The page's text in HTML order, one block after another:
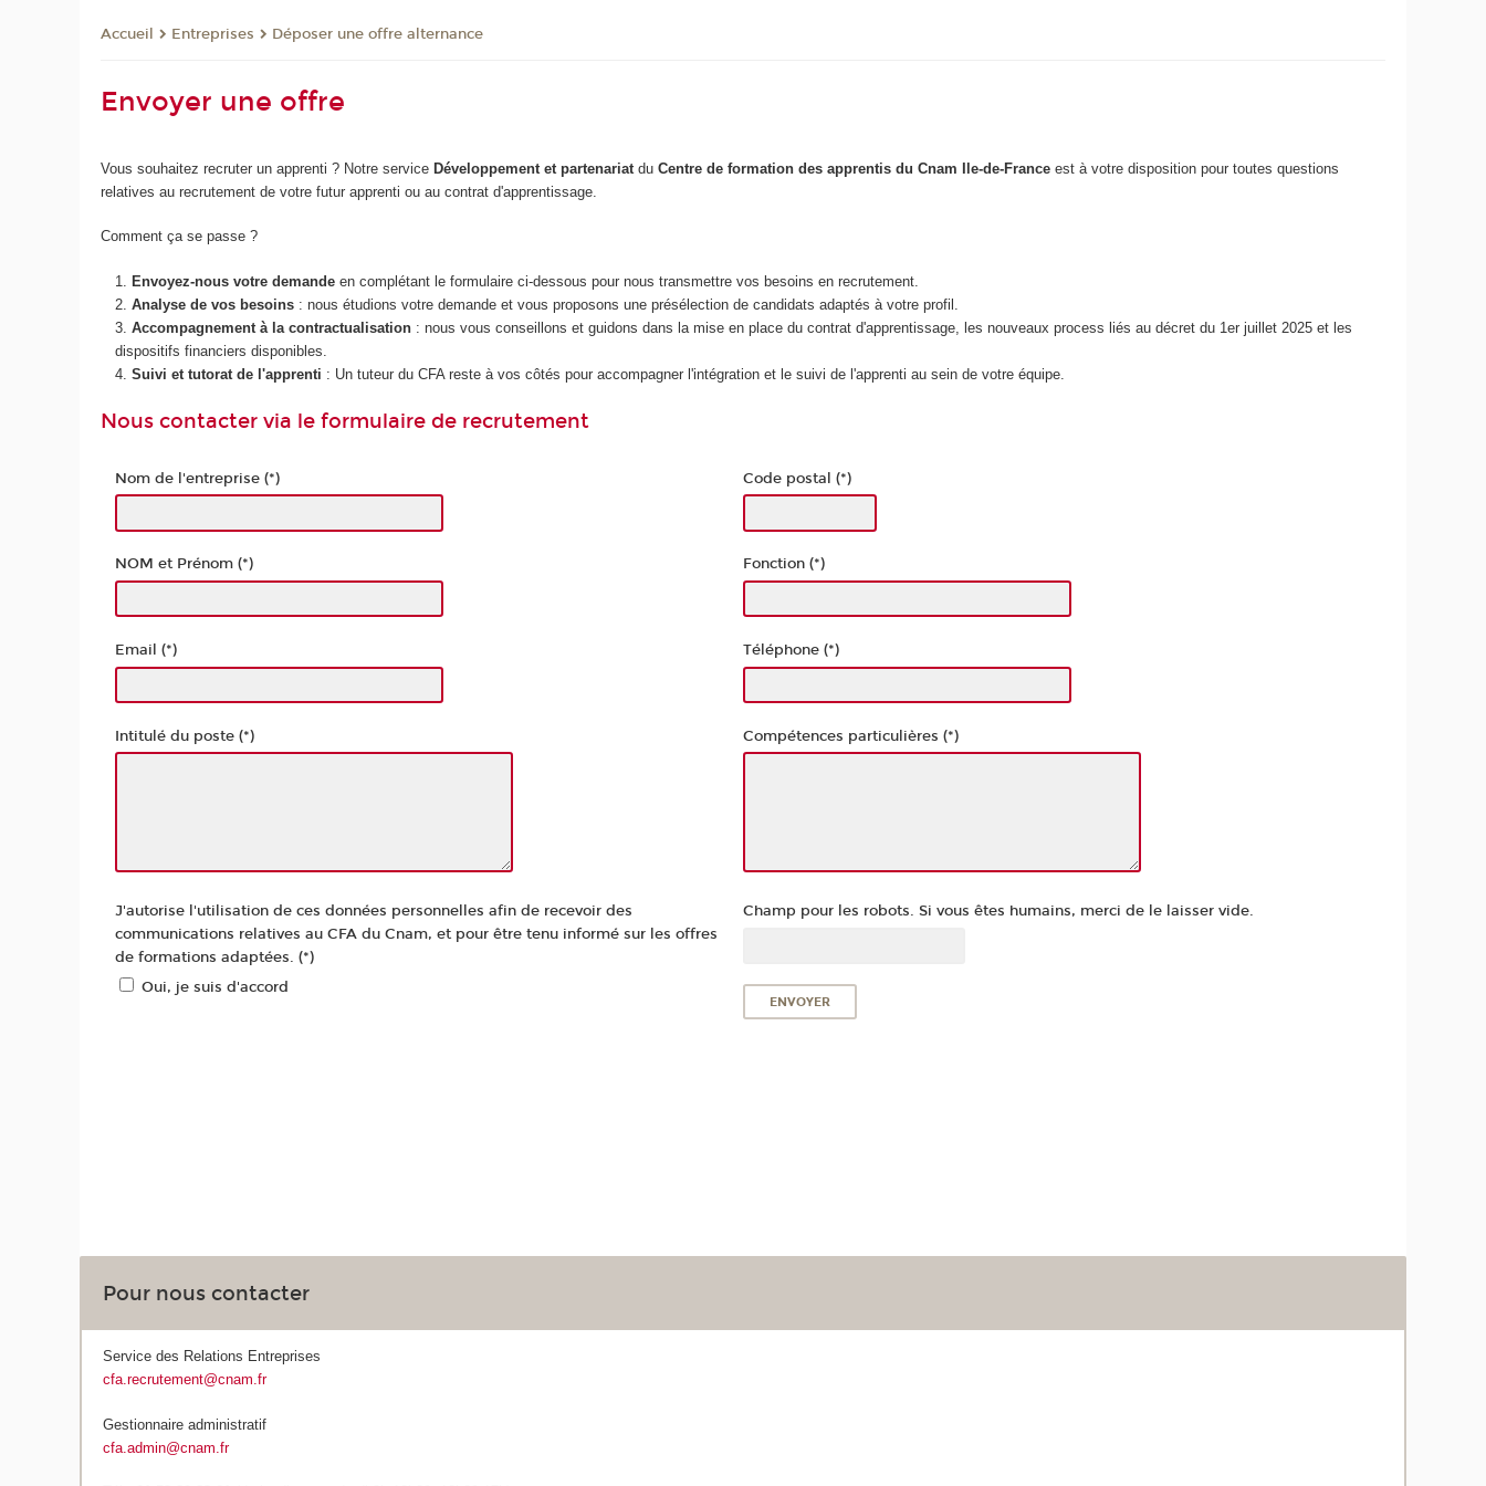
Accueil Entreprises Déposer une offre alternance
Envoyer une offre
Vous souhaitez recruter un apprenti ? Notre serviceDéveloppement et partenariat duCentre de formation des apprentis du Cnam Ile-de-France est à votre disposition pour toutes questions
relatives au recrutement de votre futur apprenti ou au contrat d'apprentissage.
Comment ça se passe ?
Envoyez-nous votre demande en complétant le formulaire ci-dessous pour nous transmettre vos besoins en recrutement.
Analyse de vos besoins : nous étudions votre demande et vous proposons une présélection de candidats adaptés à votre profil.
Accompagnement à la contractualisation : nous vous conseillons et guidons dans la mise en place du contrat d'apprentissage, les nouveaux process liés au décret du 1er juillet 2025 et les
dispositifs financiers disponibles.
Suivi et tutorat de l'apprenti : Un tuteur du CFA reste à vos côtés pour accompagner l'intégration et le suivi de l'apprenti au sein de votre équipe.
Nous contacter via le formulaire de recrutement
Nom de l'entreprise (*) Code postal (*)
NOM et Prénom (*) Fonction (*)
Email (*) Téléphone (*)
Intitulé du poste (*) Compétences particulières (*)
J'autorise l'utilisation de ces données personnelles afin de recevoir des
communications relatives au CFA du Cnam, et pour être tenu informé sur les offres
de formations adaptées. (*)
Oui, je suis d'accord
Champ pour les robots. Si vous êtes humains, merci de le laisser vide.
Pour nous contacter
Service des Relations Entreprises
cfa.recrutement@cnam.fr
Gestionnaire administratif
cfa.admin@cnam.fr